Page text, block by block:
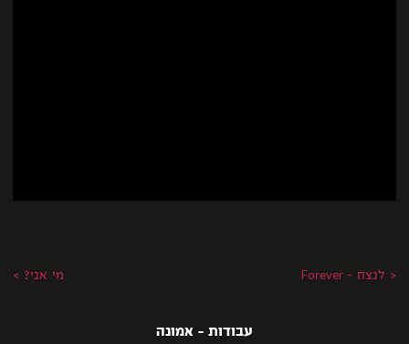
מי אני? > < לנצח – Forever
עבודות - אמונה